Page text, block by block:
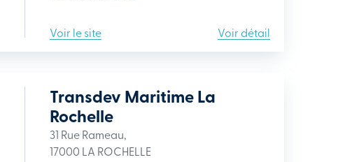
Voir le site Voir détail
Transdev Maritime La
Rochelle
31 Rue Rameau,
17000 LA ROCHELLE